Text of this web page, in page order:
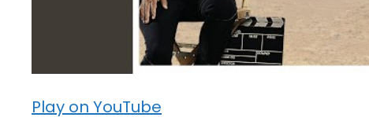
Play on YouTube